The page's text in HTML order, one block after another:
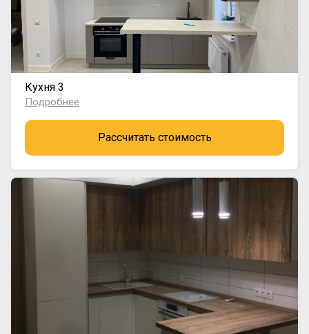
Кухня 3
Подробнее
Рассчитать стоимость